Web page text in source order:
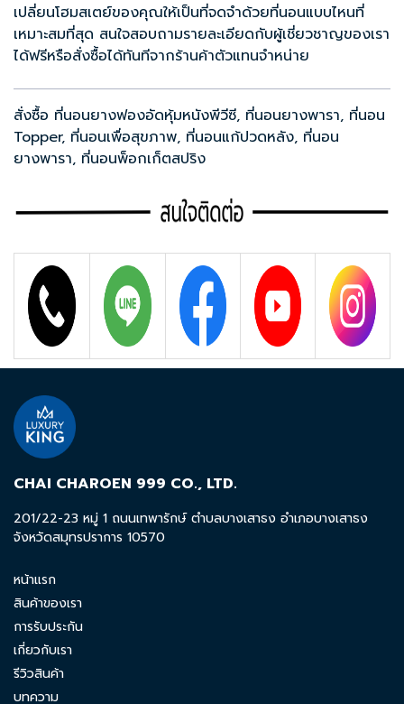
เปลี่ยนโฮมสเตย์ของคุณให้เป็นที่จดจำด้วยที่นอนแบบไหนที่
เหมาะสมที่สุด สนใจสอบถามรายละเอียดกับผู้เชี่ยวชาญของเรา
ได้ฟรีหรือสั่งซื้อได้ทันทีจากร้านค้าตัวแทนจำหน่าย
สั่งซื้อ ที่นอนยางฟองอัดหุ้มหนังพีวีซี, ที่นอนยางพารา, ที่นอน
Topper, ที่นอนเพื่อสุขภาพ, ที่นอนแก้ปวดหลัง, ที่นอน
ยางพารา, ที่นอนพ็อกเก็ตสปริง
CHAI CHAROEN 999 CO., LTD.
201/22-23 หมู่ 1 ถนนเทพารักษ์ ตำบลบางเสาธง อำเภอบางเสาธง
จังหวัดสมุทรปราการ 10570
หน้าแรก
สินค้าของเรา
การรับประกัน
เกี่ยวกับเรา
รีวิวสินค้า
บทความ